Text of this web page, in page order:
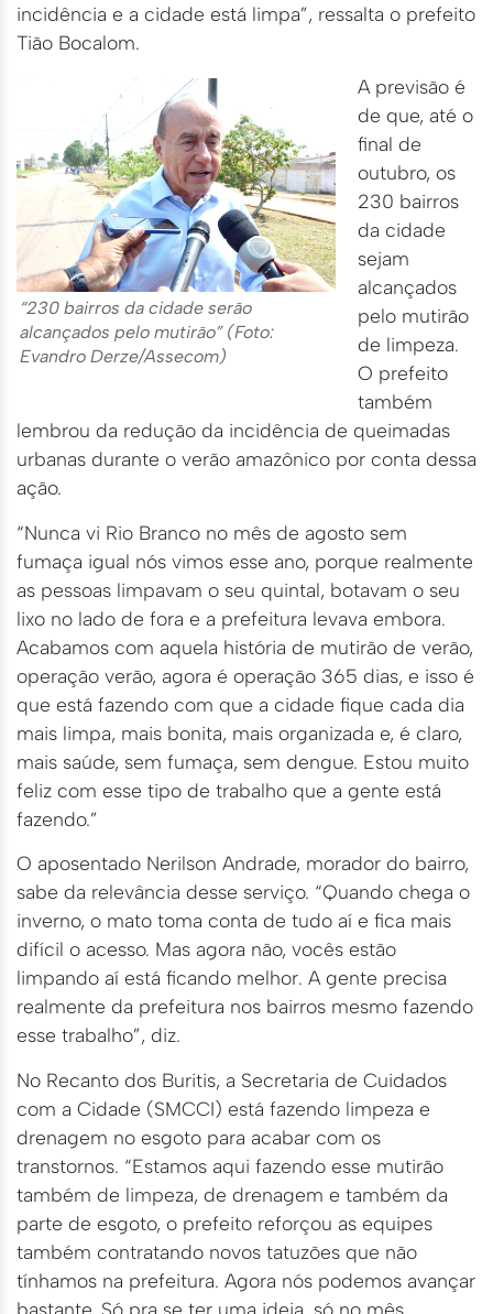
incidência e a cidade está limpa”, ressalta o prefeito
Tião Bocalom.
“230 bairros da cidade serão
alcançados pelo mutirão” (Foto:
Evandro Derze/Assecom)
A previsão é
de que, até o
final de
outubro, os
230 bairros
da cidade
sejam
alcançados
pelo mutirão
de limpeza.
O prefeito
também
lembrou da redução da incidência de queimadas
urbanas durante o verão amazônico por conta dessa
ação.
“Nunca vi Rio Branco no mês de agosto sem
fumaça igual nós vimos esse ano, porque realmente
as pessoas limpavam o seu quintal, botavam o seu
lixo no lado de fora e a prefeitura levava embora.
Acabamos com aquela história de mutirão de verão,
operação verão, agora é operação 365 dias, e isso é
que está fazendo com que a cidade fique cada dia
mais limpa, mais bonita, mais organizada e, é claro,
mais saúde, sem fumaça, sem dengue. Estou muito
feliz com esse tipo de trabalho que a gente está
fazendo.”
O aposentado Nerilson Andrade, morador do bairro,
sabe da relevância desse serviço. “Quando chega o
inverno, o mato toma conta de tudo aí e fica mais
difícil o acesso. Mas agora não, vocês estão
limpando aí está ficando melhor. A gente precisa
realmente da prefeitura nos bairros mesmo fazendo
esse trabalho”, diz.
No Recanto dos Buritis, a Secretaria de Cuidados
com a Cidade (SMCCI) está fazendo limpeza e
drenagem no esgoto para acabar com os
transtornos. “Estamos aqui fazendo esse mutirão
também de limpeza, de drenagem e também da
parte de esgoto, o prefeito reforçou as equipes
também contratando novos tatuzões que não
tínhamos na prefeitura. Agora nós podemos avançar
bastante. Só pra se ter uma ideia, só no mês